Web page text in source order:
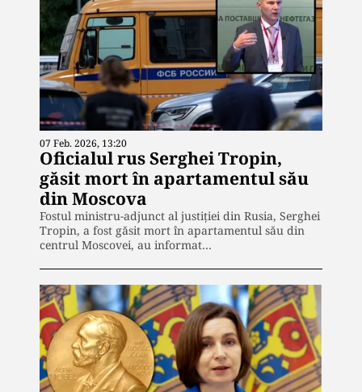
07 Feb. 2026, 13:20
Oficialul rus Serghei Tropin,
găsit mort în apartamentul său
din Moscova
Fostul ministru-adjunct al justiției din Rusia, Serghei
Tropin, a fost găsit mort în apartamentul său din
centrul Moscovei, au informat…